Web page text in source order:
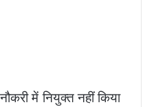
में नियुक्त नहीं किया